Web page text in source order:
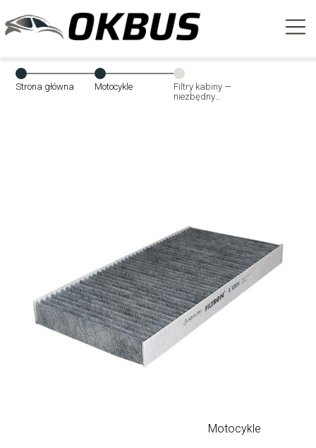
Strona główna Motocykle
Filtry kabiny —
niezbędny
Motocykle